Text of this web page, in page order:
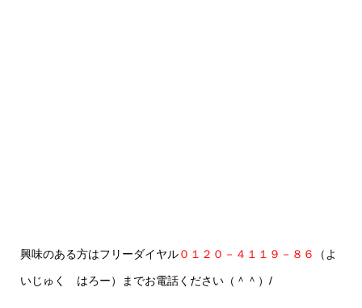
興味のある方はフリーダイヤル０１２０－４１１９－８６ （よ
いじゅく はろー）までお電話ください（＾＾）/